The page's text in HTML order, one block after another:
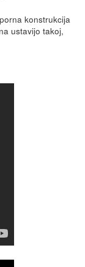
konstrukcija
ustavijo takoj,